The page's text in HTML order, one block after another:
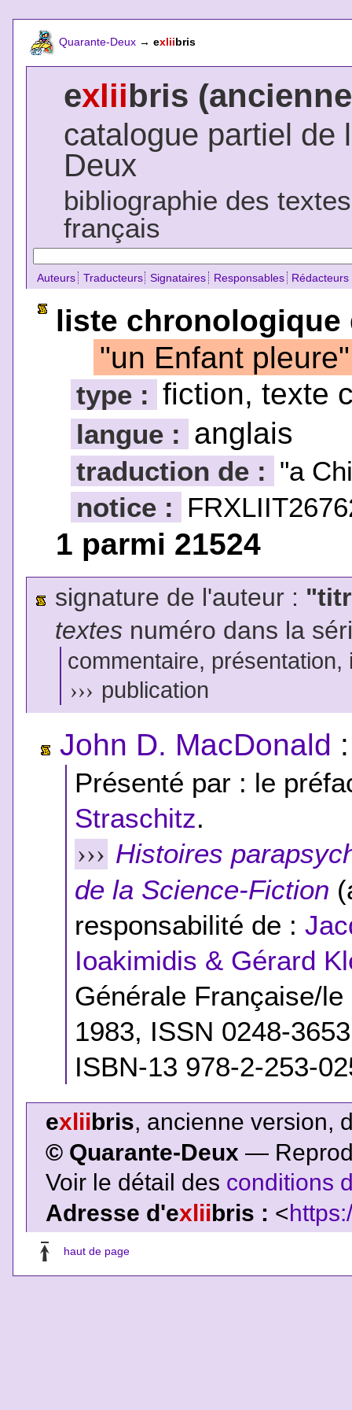
Quarante-Deux → exliibris
exliibris
catalogue partiel de
Deux
bibliographie des
français
Auteurs Traducteurs Signataires Responsables Rédacteurs
liste chronologique
"un Enfant pleure"
type : fiction, texte
langue : anglais
traduction de : "a
notice :
1 parmi 21524
signature de l'auteur :
textesnuméro dans la
commentaire,
››› publication
John D. MacDonald
Présenté par : le
Straschitz.
››› Histoires
de la Science-Fiction
responsabilité de :
Ioakimidis & Gérard
Générale Française/
1983, ISSN 0248-
ISBN-13 978-2-253-
exliibris, ancienne version,
© Quarante-Deux —
Voir le détail des conditions
Adresse d'exlii bris : <
haut de page